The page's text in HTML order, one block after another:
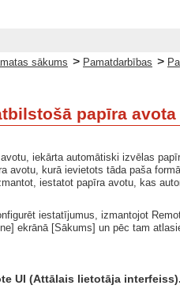
sākums > Pamatdarbības >
papīra
iekārta automātiski izvēlas
avotu, kurā ievietots tāda paša
iestatot papīra avotu, kas
iestatījumus, izmantojot
ekrānā [Sākums] un pēc tam
UI (Attālais lietotāja interfeiss).